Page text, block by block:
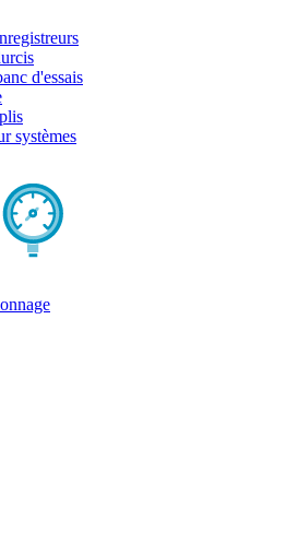
d'essais
systèmes